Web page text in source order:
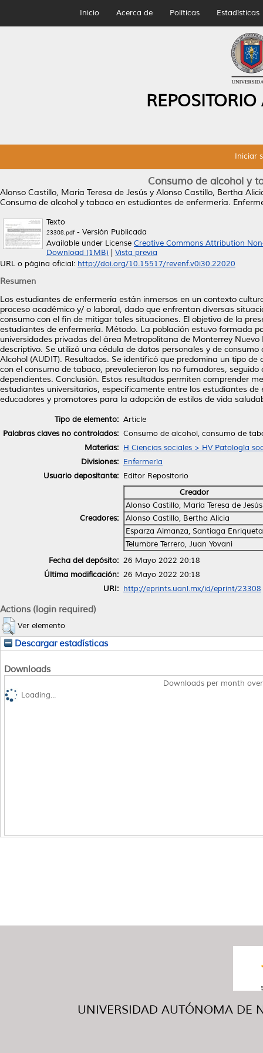
Inicio Acerca de Políticas Estadísticas
Iniciar
Consumo de alcohol y
Alonso Castillo, María Teresa de Jesús y Alonso Castillo, Bertha
Consumo de alcohol y tabaco en estudiantes de enfermería.
Texto
23308.pdf- Versión Publicada
Available under License Creative Commons Attribution
Download (1MB)
Vista previa
URL o página oficial: http://doi.org/10.15517/revenf.v0i30.22020
Resumen
Los estudiantes de enfermería están inmersos en un contexto
proceso académico y/ o laboral, dado que enfrentan diversas
consumo con el fin de mitigar tales situaciones. El objetivo de la
estudiantes de enfermería. Método. La población estuvo formada
universidades privadas del área Metropolitana de Monterrey
descriptivo. Se utilizó una cédula de datos personales y de
Alcohol (AUDIT). Resultados. Se identificó que predomina un tipo
con el consumo de tabaco, prevalecieron los no fumadores,
dependientes. Conclusión. Estos resultados permiten comprender
estudiantes universitarios, específicamente entre los estudiantes
educadores y promotores para la adopción de estilos de vida
Tipo de elemento: Article
Palabras claves no controlados: Consumo de alcohol, consumo de
Materias: H Ciencias sociales > HV Patología
Divisiones: Enfermería
Usuario depositante: Editor Repositorio
Creadores:
Creador
Alonso Castillo, María Teresa de Jesús
Alonso Castillo, Bertha Alicia
Esparza Almanza, Santiaga Enriqueta
Telumbre Terrero, Juan Yovani
Fecha del depósito: 26 Mayo 2022 20:18
Última modificación: 26 Mayo 2022 20:18
URI: http://eprints.uanl.mx/id/eprint/23308
Actions (login required)
Ver elemento
Descargar estadísticas
Downloads
Downloads per month
Loading...
UNIVERSIDAD AUTÓNOMA DE